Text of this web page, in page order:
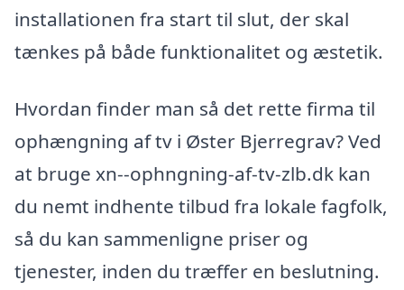
installationen fra start til slut, der skal
tænkes på både funktionalitet og æstetik.
Hvordan finder man så det rette firma til
ophængning af tv i Øster Bjerregrav? Ved
at bruge xn--ophngning-af-tv-zlb.dk kan
du nemt indhente tilbud fra lokale fagfolk,
så du kan sammenligne priser og
tjenester, inden du træffer en beslutning.